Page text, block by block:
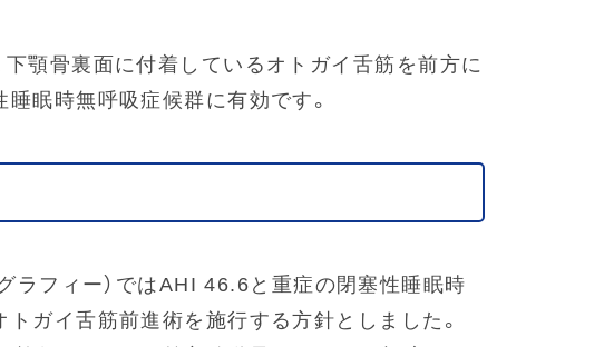
顎骨裏面に付着しているオトガイ舌筋を前方に
眠時無呼吸症候群に有効です。
ラフィー）ではAHI 46.6と重症の閉塞性睡眠時
ガイ舌筋前進術を施行する方針としました。